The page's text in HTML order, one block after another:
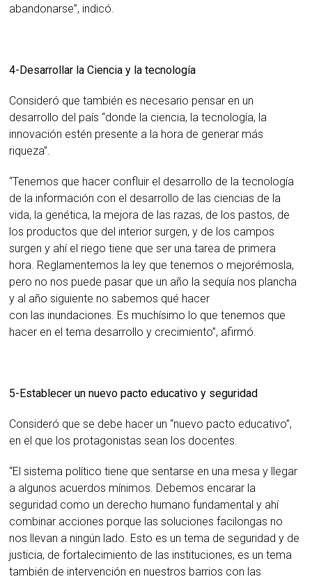
abandonarse”, indicó.
4-Desarrollar la Ciencia y la tecnología
Consideró que también es necesario pensar en un
desarrollo del país “donde la ciencia, la tecnología, la
innovación estén presente a la hora de generar más
riqueza”.
“Tenemos que hacer confluir el desarrollo de la tecnología
de la información con el desarrollo de las ciencias de la
vida, la genética, la mejora de las razas, de los pastos, de
los productos que del interior surgen, y de los campos
surgen y ahí el riego tiene que ser una tarea de primera
hora. Reglamentemos la ley que tenemos o mejorémosla,
pero no nos puede pasar que un año la sequía nos plancha
y al año siguiente no sabemos qué hacer
con las inundaciones. Es muchísimo lo que tenemos que
hacer en el tema desarrollo y crecimiento”, afirmó.
5-Establecer un nuevo pacto educativo y seguridad
Consideró que se debe hacer un “nuevo pacto educativo”,
en el que los protagonistas sean los docentes.
“El sistema político tiene que sentarse en una mesa y llegar
a algunos acuerdos mínimos. Debemos encarar la
seguridad como un derecho humano fundamental y ahí
combinar acciones porque las soluciones facilongas no
nos llevan a ningún lado. Esto es un tema de seguridad y de
justicia, de fortalecimiento de las instituciones, es un tema
también de intervención en nuestros barrios con las